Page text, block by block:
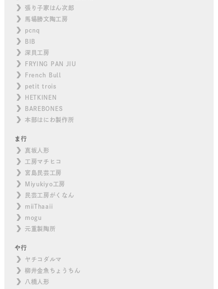
張り子家はん次郎
馬場勝文陶工房
pcnq
BIB
深貝工房
FRYING PAN JIU
French Bull
petit trois
HETKINEN
BAREBONES
本部はにわ製作所
ま行
真坂人形
工房マチヒコ
宮島民芸工房
Miyukiyo工房
民芸工房がくなん
miiThaaii
mogu
元重製陶所
や行
ヤチコダルマ
柳井金魚ちょうちん
八橋人形